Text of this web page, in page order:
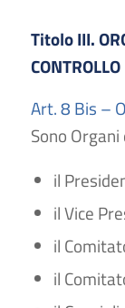
Titolo III.
CONTROLLO
Art. 8 Bis –
Sono
il
il Vice
il
il